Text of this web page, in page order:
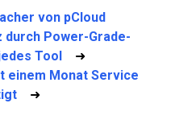
von pCloud
Power-Grade-
Tool ➜
einem Monat Service
➜